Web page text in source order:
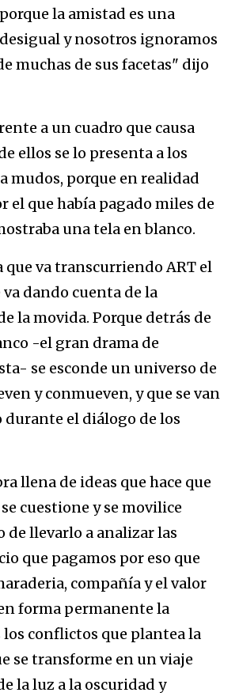
la amistad es una
y nosotros ignoramos
muchas de sus facetas" dijo
a un cuadro que causa
ellos se lo presenta a los
mudos, porque en realidad
el que había pagado miles de
una tela en blanco.
que va transcurriendo ART el
va dando cuenta de la
la movida. Porque detrás de
-el gran drama de
se esconde un universo de
y conmueven, y que se van
durante el diálogo de los
llena de ideas que hace que
cuestione y se movilice
de llevarlo a analizar las
que pagamos por eso que
compañía y el valor
forma permanente la
los conflictos que plantea la
se transforme en un viaje
la luz a la oscuridad y